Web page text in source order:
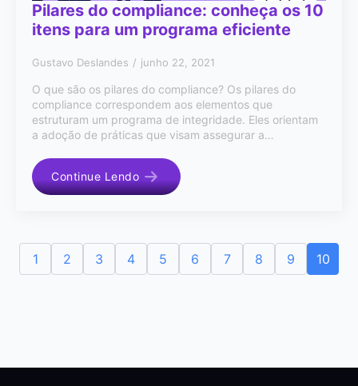
Pilares do compliance: conheça os 10
itens para um programa eficiente
Gustavo Deslandes junho 22, 2021
O que são os pilares do compliance? Os pilares do
compliance correspondem aos elementos que
estruturam um programa de integridade. Eles orientam
a adoção de práticas que visam assegurar a…
Continue Lendo
1 2 3 4 5 6 7 8 9 10